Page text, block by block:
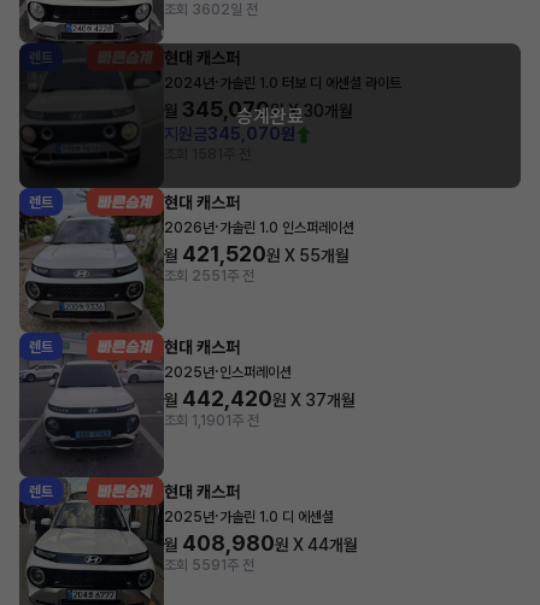
조회 3602일 전
렌트 현대 캐스퍼
2024년· 가솔린 1.0 터보 디 에센셜 라이트
월 345,070원 X30개월
지원금345,070원
승계완료
렌트 현대 캐스퍼
2026년·가솔린 1.0 인스퍼레이션
월 421,520원 X 55개월
조회 2551주 전
렌트 현대 캐스퍼
2025년·인스퍼레이션
월 442,420원 X 37개월
조회 1,1901주 전
렌트 현대 캐스퍼
2025년·가솔린 1.0 디 에센셜
월 408,980원 X44개월
조회 5591주 전